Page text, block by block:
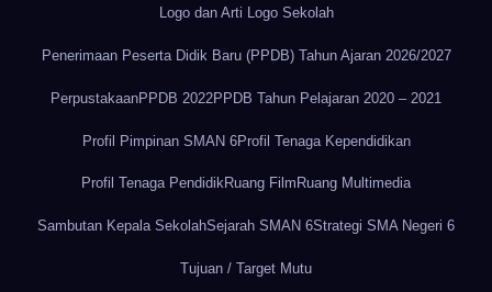
Logo dan Arti Logo Sekolah
Penerimaan Peserta Didik Baru (PPDB) Tahun Ajaran 2026/2027
PerpustakaanPPDB 2022PPDB Tahun Pelajaran 2020 – 2021
Profil Pimpinan SMAN 6Profil Tenaga Kependidikan
Profil Tenaga PendidikRuang Film Ruang Multimedia
Sambutan Kepala SekolahSejarah SMAN 6Strategi SMA Negeri 6
Tujuan / Target Mutu